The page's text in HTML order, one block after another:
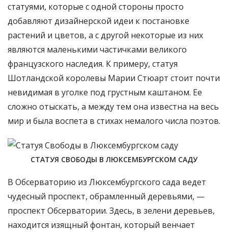
ФОНТАН МЕДИЧИ
Помимо всего этого, парк полон интересными
добавляют дизайнерской идеи к постановке
растений и цветов, а с другой некоторые из них
являются маленькими частичками великого
французского наследия. К примеру, статуя
Шотландской королевы Марии Стюарт стоит почти
невидимая в уголке под грустным каштаном. Ее